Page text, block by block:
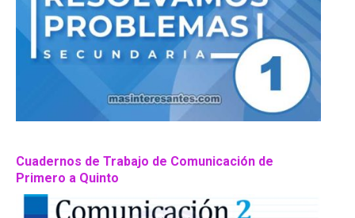
Cuadernos de Trabajo de Comunicación de
Primero a Quinto